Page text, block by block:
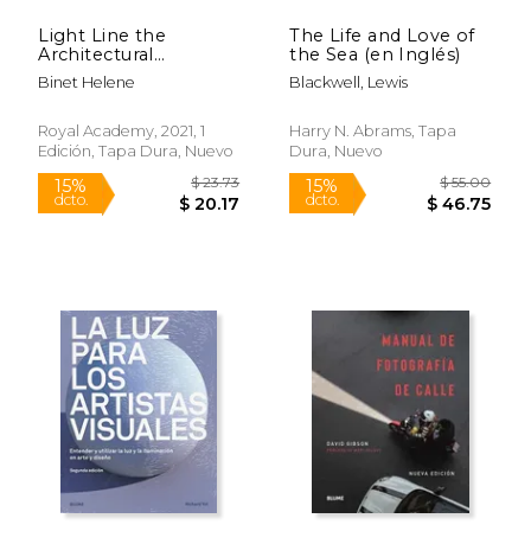
15%
dcto.
$ 45.00
$ 38.25
50%
dcto.
$
$
Light Line the
Architectural
Photographs of
Helene Binet (en
Binet Helene
Royal Academy, 2021, 1
Edición, Tapa Dura, Nuevo
The Life and Love of
the Sea (en Inglés)
Blackwell, Lewis
Harry N. Abrams, Tapa
Dura, Nuevo